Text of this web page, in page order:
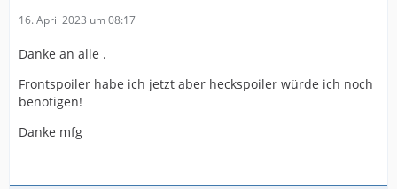
16. April 2023 um 08:17
Danke an alle .
Frontspoiler habe ich jetzt aber heckspoiler würde ich noch
benötigen!
Danke mfg